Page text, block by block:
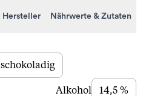
Hersteller Nährwerte & Zutaten
schokoladig
Alkohol 14,5 %